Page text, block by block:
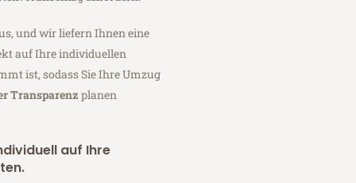
und wir liefern Ihnen eine
auf Ihre individuellen
ist, sodass Sie Ihre Umzug
Transparenz planen
auf Ihre